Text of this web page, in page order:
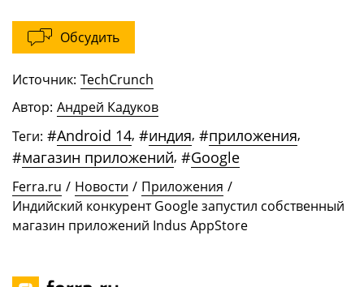
Обсудить
Источник: TechCrunch
Автор: Андрей Кадуков
Теги: #Android 14, #индия, #приложения,
#магазин приложений, #Google
Ferra.ru / Новости / Приложения /
Индийский конкурент Google запустил собственный
магазин приложений Indus AppStore